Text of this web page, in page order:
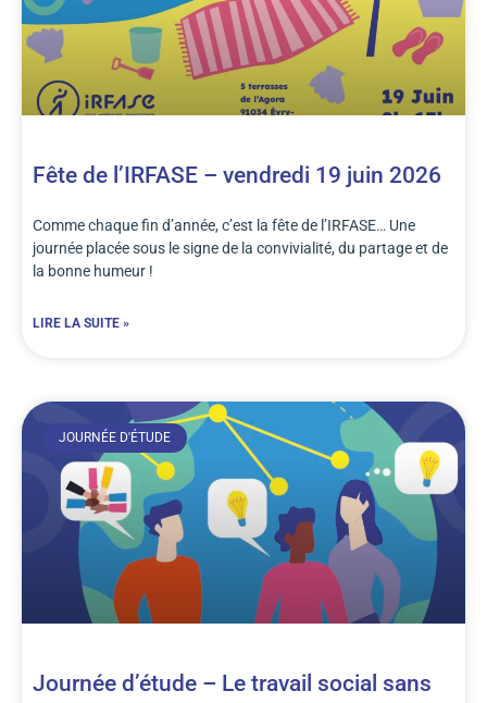
Fête de l’IRFASE – vendredi 19 juin 2026
Comme chaque fin d’année, c’est la fête de l’IRFASE… Une
journée placée sous le signe de la convivialité, du partage et de
la bonne humeur !
LIRE LA SUITE »
JOURNÉE D'ÉTUDE
Journée d’étude – Le travail social sans